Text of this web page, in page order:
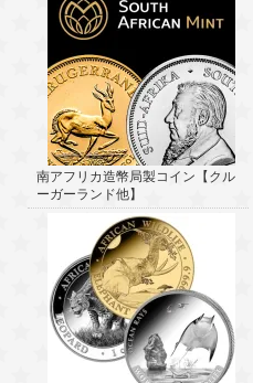
南アフリカ造幣局製コイン【クル
ーガーランド他】